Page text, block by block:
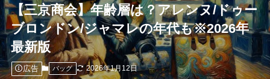
【三京商会】年齢層は？アレンヌ/ドゥー
ブロンドン/ジャマレの年代も※2026年
最新版
広告 バッグ 2026年1月12日